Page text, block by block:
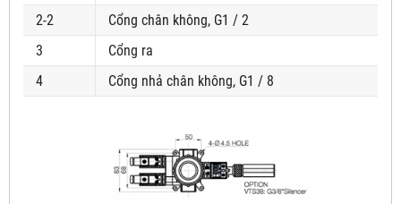
2-2
Cổng chân không, G1 / 2
3
Cổng ra
4
Cổng nhả chân không, G1 / 8